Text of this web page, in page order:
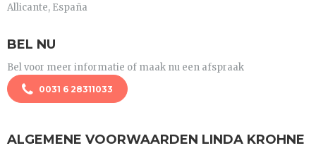
Allicante, España
BEL NU
Bel voor meer informatie of maak nu een afspraak
0031 6 28311033
ALGEMENE VOORWAARDEN LINDA KROHNE